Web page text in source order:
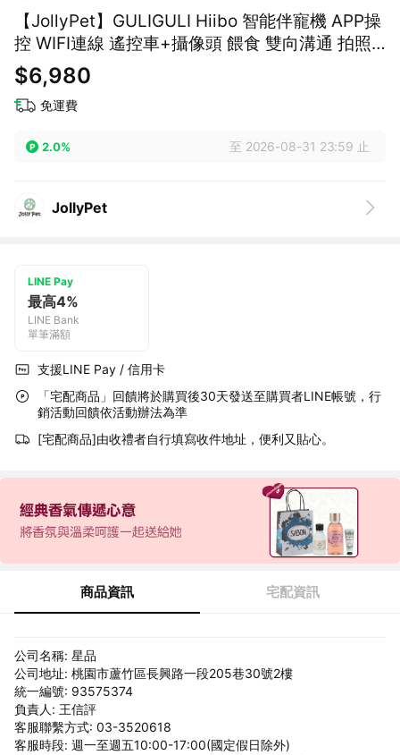
【JollyPet】GULIGULI Hiibo 智能伴寵機 APP操
控 WIFI連線 遙控車+攝像頭 餵食 雙向溝通 拍照
錄影 夜視功能
$6,980
免運費
2.0% 至 2026-08-31 23:59 止
JollyPet
LINE Pay
最高4%
LINE Bank
單筆滿額
支援LINE Pay / 信用卡
「宅配商品」回饋將於購買後30天發送至購買者LINE帳號，行
銷活動回饋依活動辦法為準
[宅配商品]由收禮者自行填寫收件地址，便利又貼心。
商品資訊 宅配資訊
公司名稱: 星品
公司地址: 桃園市蘆竹區長興路一段205巷30號2樓
統一編號: 93575374
負責人: 王信評
客服聯繫方式: 03-3520618
客服時段: 週一至週五10:00-17:00(國定假日除外)